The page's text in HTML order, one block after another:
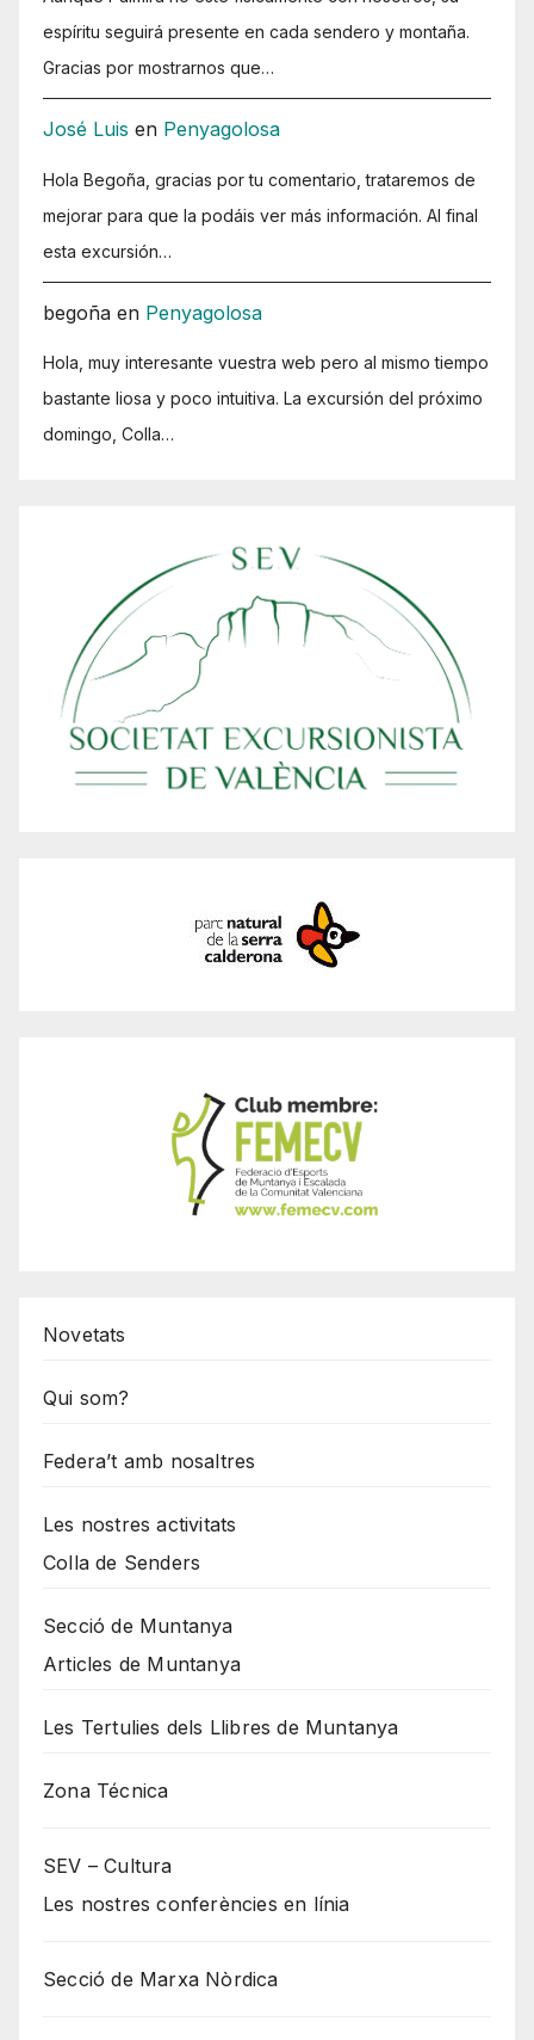
espíritu seguirá presente en cada sendero y montaña.
Gracias por mostrarnos que…
José Luis en Penyagolosa
Hola Begoña, gracias por tu comentario, trataremos de
mejorar para que la podáis ver más información. Al final
esta excursión…
begoña en Penyagolosa
Hola, muy interesante vuestra web pero al mismo tiempo
bastante liosa y poco intuitiva. La excursión del próximo
domingo, Colla…
Novetats
Qui som?
Federa’t amb nosaltres
Les nostres activitats
Colla de Senders
Secció de Muntanya
Articles de Muntanya
Les Tertulies dels Llibres de Muntanya
Zona Técnica
SEV – Cultura
Les nostres conferències en línia
Secció de Marxa Nòrdica